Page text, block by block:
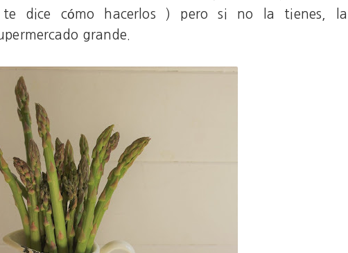
te dice cómo hacerlos ) pero si no la tienes, la
grande.